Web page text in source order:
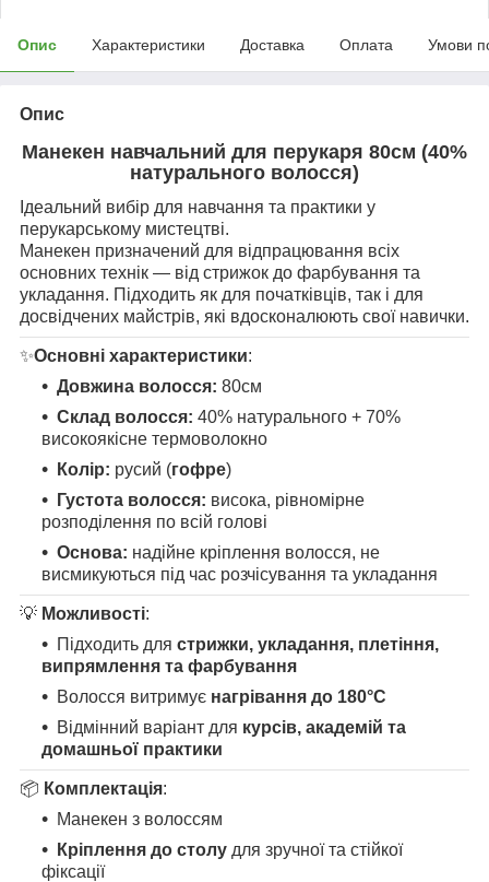
Опис Характеристики Доставка Оплата Умови
Опис
Манекен навчальний для перукаря 80см (40%
натурального волосся)
Ідеальний вибір для навчання та практики у
перукарському мистецтві.
Манекен призначений для відпрацювання всіх
основних технік — від стрижок до фарбування та
укладання. Підходить як для початківців, так і для
досвідчених майстрів, які вдосконалюють свої навички.
✨Основні характеристики:
Довжина волосся: 80см
Склад волосся: 40% натурального + 70%
високоякісне термоволокно
Колір: русий (гофре)
Густота волосся: висока, рівномірне
розподілення по всій голові
Основа: надійне кріплення волосся, не
висмикуються під час розчісування та укладання
💡 Можливості:
Підходить для стрижки, укладання, плетіння,
випрямлення та фарбування
Волосся витримує нагрівання до 180°C
Відмінний варіант для курсів, академій та
домашньої практики
📦 Комплектація:
Манекен з волоссям
Кріплення до столу для зручної та стійкої
фіксації